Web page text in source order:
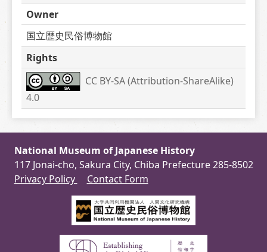
Owner
国立歴史民俗博物館
Rights
CC BY-SA (Attribution-ShareAlike)
4.0
National Museum of Japanese History
117 Jonai-cho, Sakura City, Chiba Prefecture 285-8502
Privacy Policy
Contact Form